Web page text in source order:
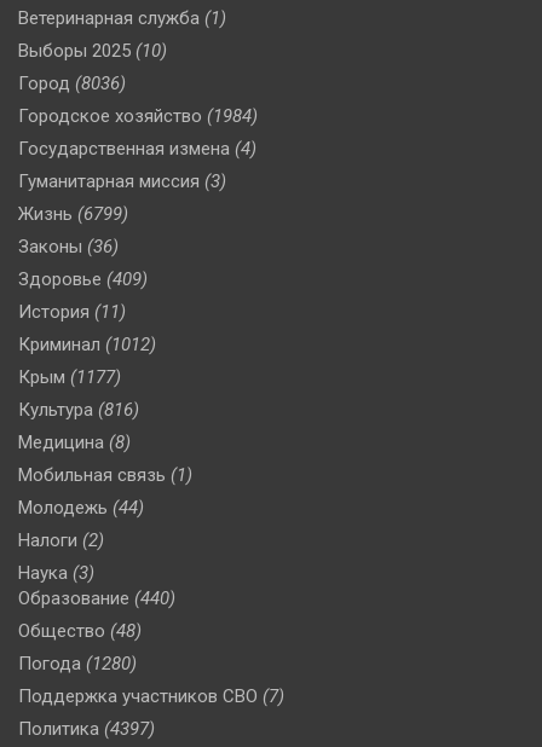
Ветеринарная служба (1)
Выборы 2025 (10)
Город (8036)
Городское хозяйство (1984)
Государственная измена (4)
Гуманитарная миссия (3)
Жизнь (6799)
Законы (36)
Здоровье (409)
История (11)
Криминал (1012)
Крым (1177)
Культура (816)
Медицина (8)
Мобильная связь (1)
Молодежь (44)
Налоги (2)
Наука (3)
Образование (440)
Общество (48)
Погода (1280)
Поддержка участников СВО (7)
Политика (4397)